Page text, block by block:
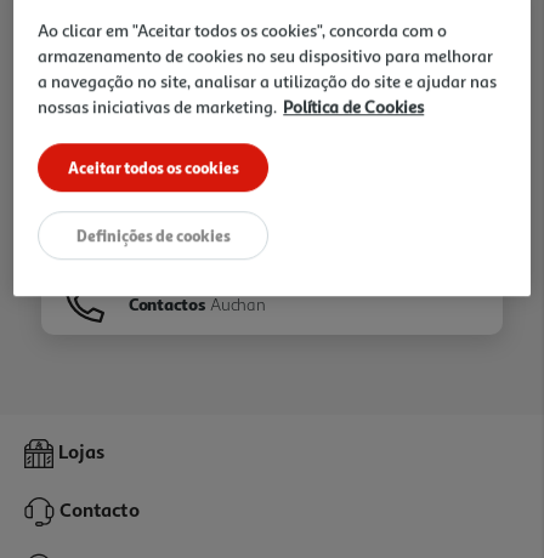
Ir para Homepage
Folhetos
Contactos Auchan
Lojas
Contacto
Ao clicar em "Aceitar todos os cookies", concorda com o
armazenamento de cookies no seu dispositivo para melhorar
a navegação no site, analisar a utilização do site e ajudar nas
nossas iniciativas de marketing. Política de Cookies
Aceitar todos os cookies
Definições de cookies